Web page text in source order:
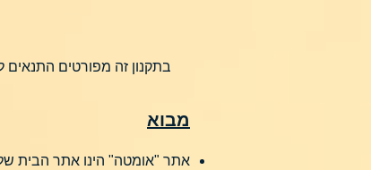
בתקנון זה מפורטים התנאים
מבוא
אתר "אומטה" הינו אתר הבית של טה-רה אהבה, ת.ז.